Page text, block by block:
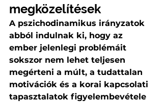
megközelítések
A pszichodinamikus irányzatok
abból indulnak ki, hogy az
ember jelenlegi problémáit
sokszor nem lehet teljesen
megérteni a múlt, a tudattalan
motivációk és a korai kapcsolati
tapasztalatok figyelembevétele